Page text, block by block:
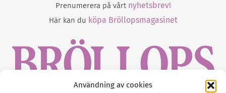
Användning av cookies
Prenumerera på vårt nyhetsbrev!
Här kan du köpa Bröllopsmagasinet